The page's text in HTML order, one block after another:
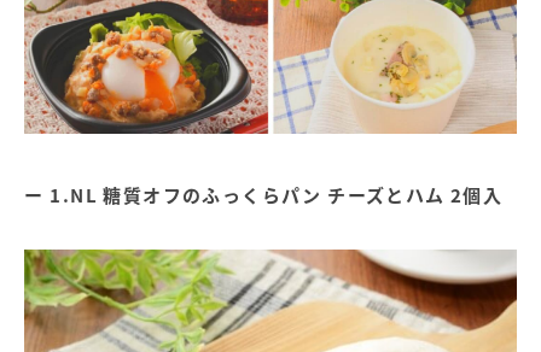
1.NL 糖質オフのふっくらパン チーズとハム 2個入